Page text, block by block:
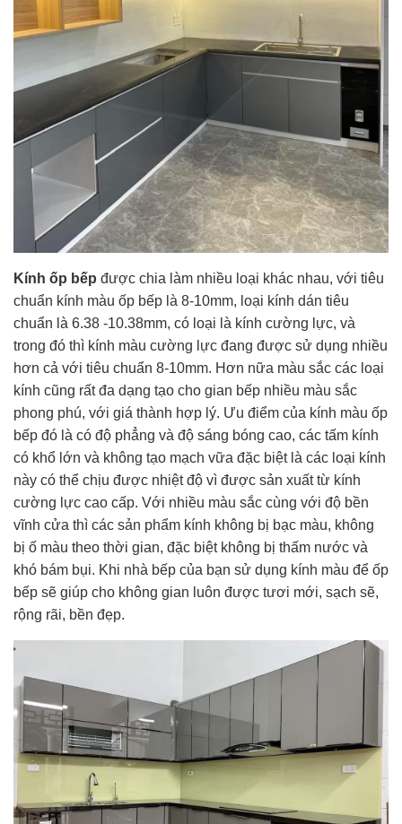
Kính ốp bếp được chia làm nhiều loại khác nhau, với tiêu
chuẩn kính màu ốp bếp là 8-10mm, loại kính dán tiêu
chuẩn là 6.38 -10.38mm, có loại là kính cường lực, và
trong đó thì kính màu cường lực đang được sử dụng nhiều
hơn cả với tiêu chuẩn 8-10mm. Hơn nữa màu sắc các loại
kính cũng rất đa dạng tạo cho gian bếp nhiều màu sắc
phong phú, với giá thành hợp lý. Ưu điểm của kính màu ốp
bếp đó là có độ phẳng và độ sáng bóng cao, các tấm kính
có khổ lớn và không tạo mạch vữa đặc biệt là các loại kính
này có thể chịu được nhiệt độ vì được sản xuất từ kính
cường lực cao cấp. Với nhiều màu sắc cùng với độ bền
vĩnh cửa thì các sản phẩm kính không bị bạc màu, không
bị ố màu theo thời gian, đặc biệt không bị thấm nước và
khó bám bụi. Khi nhà bếp của bạn sử dụng kính màu để ốp
bếp sẽ giúp cho không gian luôn được tươi mới, sạch sẽ,
rộng rãi, bền đẹp.